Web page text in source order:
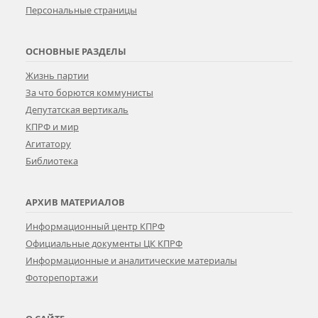
Персональные страницы
ОСНОВНЫЕ РАЗДЕЛЫ
Жизнь партии
За что борются коммунисты
Депутатская вертикаль
КПРФ и мир
Агитатору
Библиотека
АРХИВ МАТЕРИАЛОВ
Информационный центр КПРФ
Официальные документы ЦК КПРФ
Информационные и аналитические материалы
Фоторепортажи